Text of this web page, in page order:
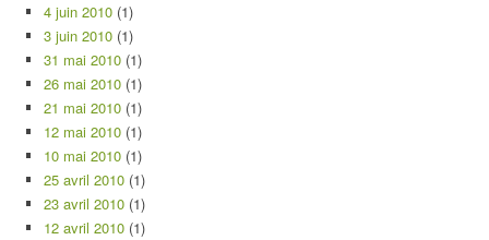
4 juin 2010 (1)
3 juin 2010 (1)
31 mai 2010 (1)
26 mai 2010 (1)
21 mai 2010 (1)
12 mai 2010 (1)
10 mai 2010 (1)
25 avril 2010 (1)
23 avril 2010 (1)
12 avril 2010 (1)